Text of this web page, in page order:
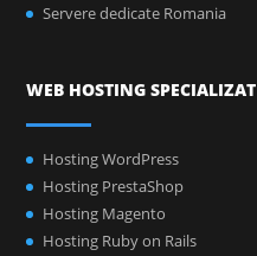
Servere dedicate Romania
WEB HOSTING SPECIALIZAT
Hosting WordPress
Hosting PrestaShop
Hosting Magento
Hosting Ruby on Rails